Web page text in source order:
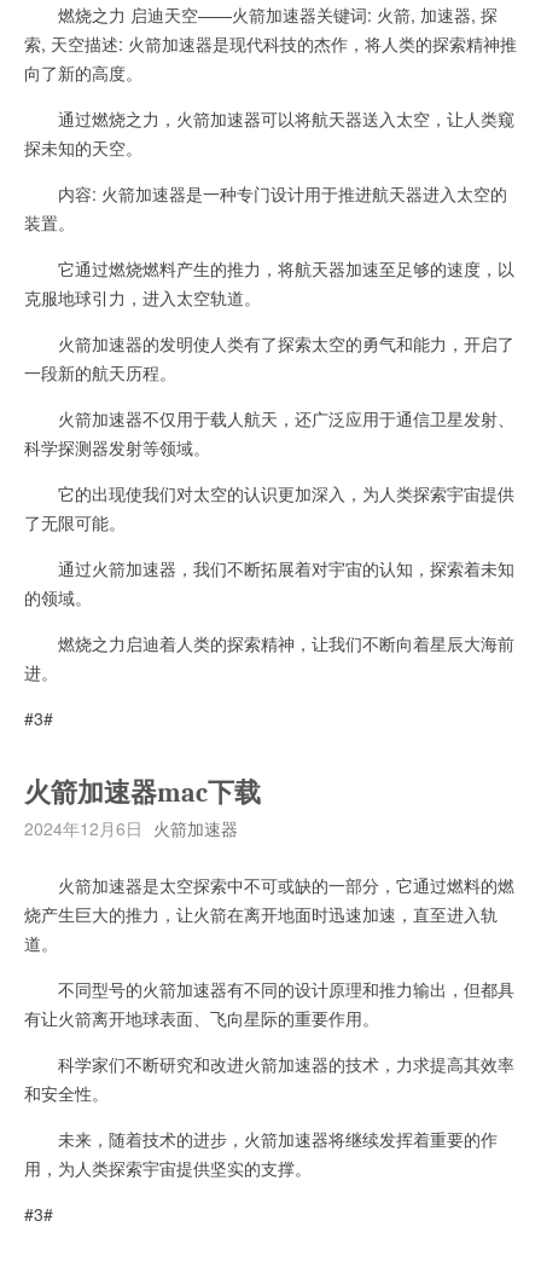
燃烧之力 启迪天空——火箭加速器关键词: 火箭, 加速器, 探
索, 天空描述: 火箭加速器是现代科技的杰作，将人类的探索精神推
向了新的高度。
通过燃烧之力，火箭加速器可以将航天器送入太空，让人类窥
探未知的天空。
内容: 火箭加速器是一种专门设计用于推进航天器进入太空的
装置。
它通过燃烧燃料产生的推力，将航天器加速至足够的速度，以
克服地球引力，进入太空轨道。
火箭加速器的发明使人类有了探索太空的勇气和能力，开启了
一段新的航天历程。
火箭加速器不仅用于载人航天，还广泛应用于通信卫星发射、
科学探测器发射等领域。
它的出现使我们对太空的认识更加深入，为人类探索宇宙提供
了无限可能。
通过火箭加速器，我们不断拓展着对宇宙的认知，探索着未知
的领域。
燃烧之力启迪着人类的探索精神，让我们不断向着星辰大海前
进。
#3#
火箭加速器mac下载
2024年12月6日 火箭加速器
火箭加速器是太空探索中不可或缺的一部分，它通过燃料的燃
烧产生巨大的推力，让火箭在离开地面时迅速加速，直至进入轨
道。
不同型号的火箭加速器有不同的设计原理和推力输出，但都具
有让火箭离开地球表面、飞向星际的重要作用。
科学家们不断研究和改进火箭加速器的技术，力求提高其效率
和安全性。
未来，随着技术的进步，火箭加速器将继续发挥着重要的作
用，为人类探索宇宙提供坚实的支撑。
#3#